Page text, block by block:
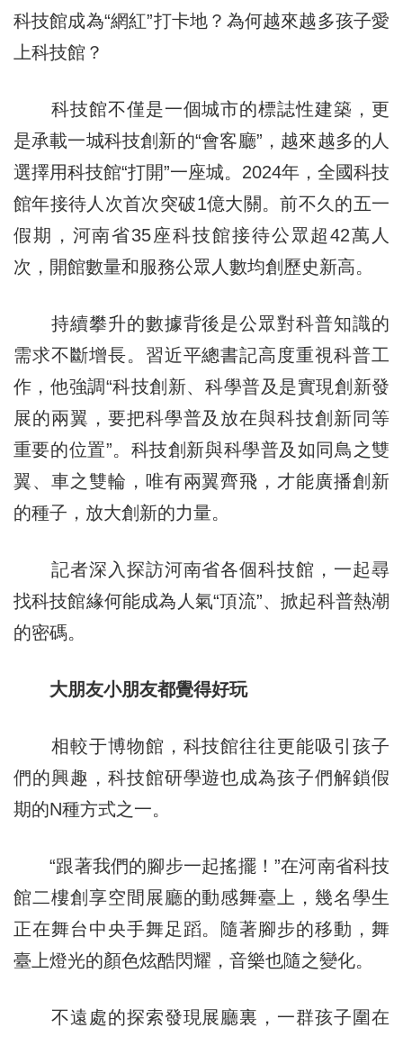
科技館成為“網紅”打卡地？為何越來越多孩子愛
上科技館？
科技館不僅是一個城市的標誌性建築，更
是承載一城科技創新的“會客廳”，越來越多的人
選擇用科技館“打開”一座城。2024年，全國科技
館年接待人次首次突破1億大關。前不久的五一
假期，河南省35座科技館接待公眾超42萬人
次，開館數量和服務公眾人數均創歷史新高。
持續攀升的數據背後是公眾對科普知識的
需求不斷增長。習近平總書記高度重視科普工
作，他強調“科技創新、科學普及是實現創新發
展的兩翼，要把科學普及放在與科技創新同等
重要的位置”。科技創新與科學普及如同鳥之雙
翼、車之雙輪，唯有兩翼齊飛，才能廣播創新
的種子，放大創新的力量。
記者深入探訪河南省各個科技館，一起尋
找科技館緣何能成為人氣“頂流”、掀起科普熱潮
的密碼。
大朋友小朋友都覺得好玩
相較于博物館，科技館往往更能吸引孩子
們的興趣，科技館研學遊也成為孩子們解鎖假
期的N種方式之一。
“跟著我們的腳步一起搖擺！”在河南省科技
館二樓創享空間展廳的動感舞臺上，幾名學生
正在舞台中央手舞足蹈。隨著腳步的移動，舞
臺上燈光的顏色炫酷閃耀，音樂也隨之變化。
不遠處的探索發現展廳裏，一群孩子圍在